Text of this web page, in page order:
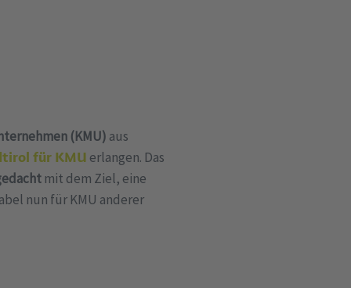
(KMU) aus
für KMU erlangen. Das
mit dem Ziel, eine
nun für KMU anderer